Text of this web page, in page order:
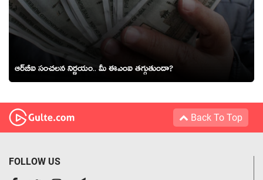
ఆర్‌బీఐ సంచలన నిర్ణయం.. మీ ఈఎంఐ తగ్గుతుందా?
Back To Top
FOLLOW US